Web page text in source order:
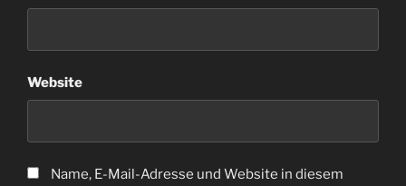
Website
Name, E-Mail-Adresse und Website in diesem